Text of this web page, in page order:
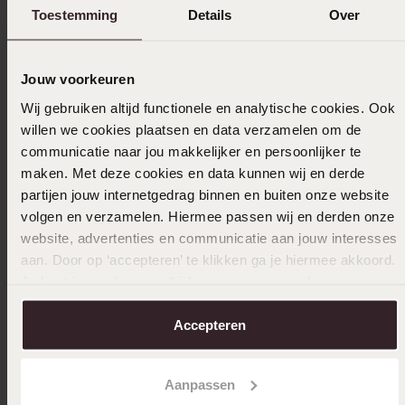
Toestemming Details Over
Jouw voorkeuren
Wij gebruiken altijd functionele en analytische cookies. Ook
willen we cookies plaatsen en data verzamelen om de
communicatie naar jou makkelijker en persoonlijker te
maken. Met deze cookies en data kunnen wij en derde
partijen jouw internetgedrag binnen en buiten onze website
volgen en verzamelen. Hiermee passen wij en derden onze
website, advertenties en communicatie aan jouw interesses
aan. Door op ‘accepteren’ te klikken ga je hiermee akkoord.
over in onscookiebeleid.
Accepteren
Aanpassen
offensichtlich
15-04-2024 - Bernadette H.
Passt gut. Wie beschrieben.
Übersetzt | Original ansehen
Mehr anzeigen
Ausverkauft
Das könnte dir gefallen